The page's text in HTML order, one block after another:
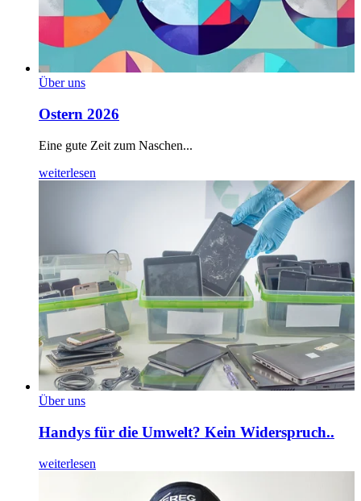
Über uns
Ostern 2026
Eine gute Zeit zum Naschen...
weiterlesen
Über uns
Handys für die Umwelt? Kein Widerspruch..
weiterlesen